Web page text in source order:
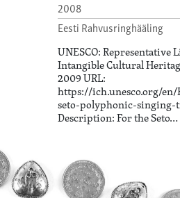
2008
Eesti Rahvusringhääling
UNESCO: Representative
Intangible Cultural
2009 URL:
https://ich.unesco.org/en/
seto-polyphonic-singing-
Description: For the Seto…